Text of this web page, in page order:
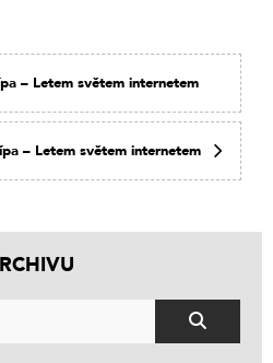
– Letem světem internetem
– Letem světem internetem